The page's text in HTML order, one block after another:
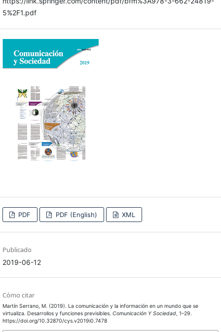
5%2F1.pdf
PDF PDF (English) XML
Publicado
2019-06-12
Cómo citar
Martín Serrano, M. (2019). La comunicación y la información en un mundo que se
virtualiza. Desarrollos y funciones previsibles. Comunicación Y Sociedad, 1–29.
https://doi.org/10.32870/cys.v2019i0.7478